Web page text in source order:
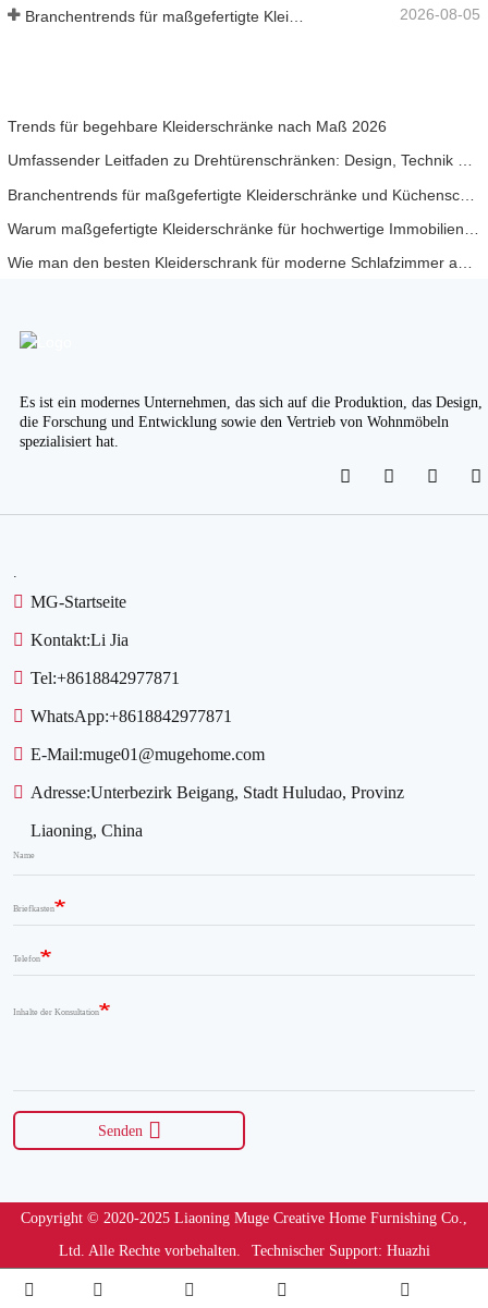
2026-08-05
Trends für begehbare Kleiderschränke nach Maß 2026
Umfassender Leitfaden zu Drehtürenschränken: Design, Technik und B2B-Beschaffung
Es ist ein modernes Unternehmen, das sich auf die Produktion, das Design,
die Forschung und Entwicklung sowie den Vertrieb von Wohnmöbeln
spezialisiert hat.
.
MG-Startseite
Kontakt:Li Jia
Tel:+8618842977871
WhatsApp:+8618842977871
E-Mail:muge01@mugehome.com
Adresse:Unterbezirk Beigang, Stadt Huludao, Provinz
Liaoning, China
Name
Briefkasten
Telefon
Inhalte der Konsultation
Senden
Copyright © 2020-2025 Liaoning Muge Creative Home Furnishing Co.,
Ltd. Alle Rechte vorbehalten.
Technischer Support: Huazhi